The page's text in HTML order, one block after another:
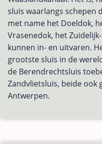
sluis waarlangs schepen
met name het Doeldok,
Vrasenedok, het
kunnen in- en uitvaren.
grootste sluis in de
de Berendrechtsluis
Zandvlietsluis, beide ook
Antwerpen.